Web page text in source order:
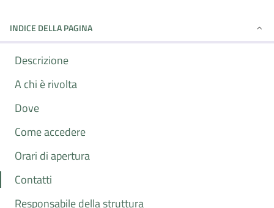
INDICE DELLA PAGINA
Descrizione
A chi è rivolta
Dove
Come accedere
Orari di apertura
Contatti
Responsabile della struttura